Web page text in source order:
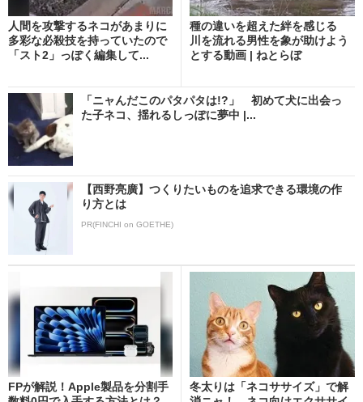
人間を攻撃するネコがあまりに
多彩な必殺技を持っていたので
「スト2」っぽく編集して...
種の違いを超えた絆を感じる
川を流れる男性を象が助けよう
とする動画 | ねとらぼ
「ニャんだこのパタパタは!?」 初めて犬に出会っ
た子ネコ、揺れるしっぽに夢中 |...
【西野亮廣】つくりたいものを追求できる環境の作
り方とは
PR(FINCHI on GOETHE)
FPが解説！Apple製品を分割手
冬太りは「ネコササイズ」で解